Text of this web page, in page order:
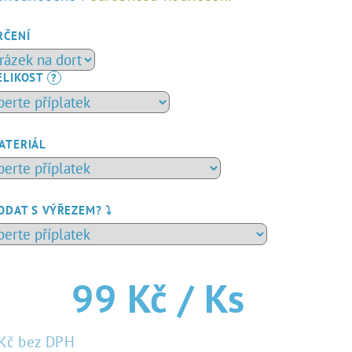
?
S VÝŘEZEM? ⤵️
99 Kč / Ks
bez DPH